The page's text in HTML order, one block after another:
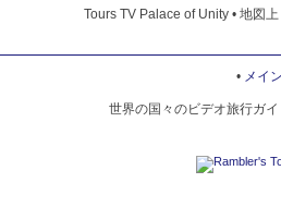
Tours TV Palace of Unity • 地図
• メイ
世界の国々のビデオ旅行ガ